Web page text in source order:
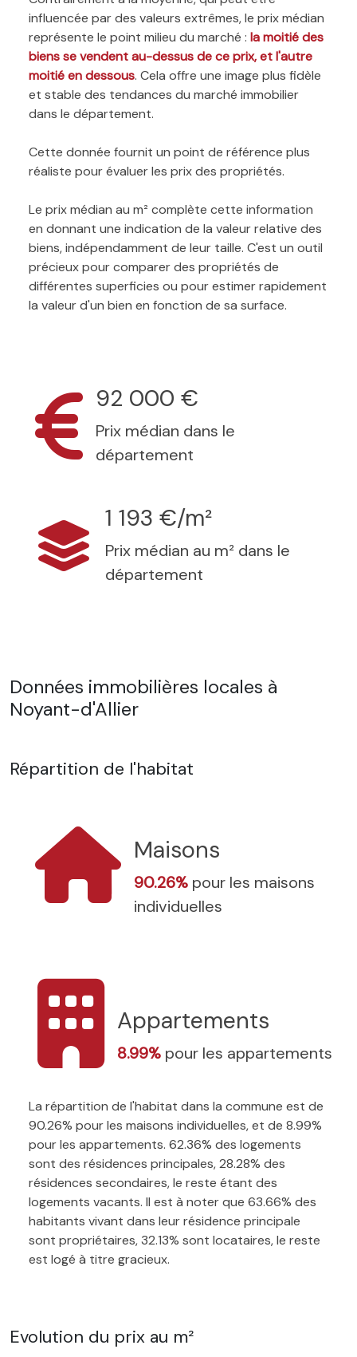
influencée par des valeurs extrêmes, le prix médian
représente le point milieu du marché : la moitié des
biens se vendent au-dessus de ce prix, et l'autre
moitié en dessous. Cela offre une image plus fidèle
et stable des tendances du marché immobilier
dans le département.
Cette donnée fournit un point de référence plus
réaliste pour évaluer les prix des propriétés.
Le prix médian au m² complète cette information
en donnant une indication de la valeur relative des
biens, indépendamment de leur taille. C'est un outil
précieux pour comparer des propriétés de
différentes superficies ou pour estimer rapidement
la valeur d'un bien en fonction de sa surface.
92 000 €
Prix médian dans le
département
1 193 €/m²
Prix médian au m² dans le
département
Données immobilières locales à
Noyant-d'Allier
Répartition de l'habitat
Maisons
90.26% pour les maisons
individuelles
Appartements
8.99% pour les appartements
La répartition de l'habitat dans la commune est de
90.26% pour les maisons individuelles, et de 8.99%
pour les appartements. 62.36% des logements
sont des résidences principales, 28.28% des
résidences secondaires, le reste étant des
logements vacants. Il est à noter que 63.66% des
habitants vivant dans leur résidence principale
sont propriétaires, 32.13% sont locataires, le reste
est logé à titre gracieux.
Evolution du prix au m²